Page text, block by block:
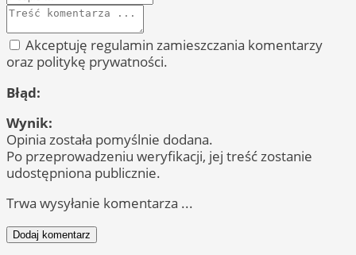
Akceptuję regulamin zamieszczania komentarzy
oraz politykę prywatności.
Błąd:
Wynik:
Opinia została pomyślnie dodana.
Po przeprowadzeniu weryfikacji, jej treść zostanie
udostępniona publicznie.
Trwa wysyłanie komentarza ...
Dodaj komentarz